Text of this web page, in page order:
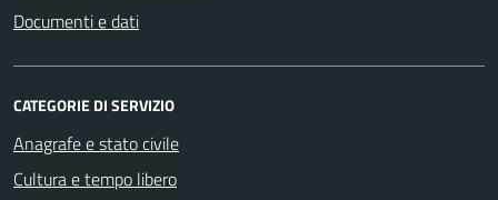
Documenti e dati
CATEGORIE DI SERVIZIO
Anagrafe e stato civile
Cultura e tempo libero